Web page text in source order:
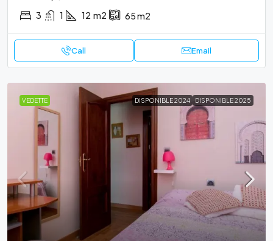
3 1 12 m2 65m2
Call Email
VEDETTE DISPONIBLE 2024 DISPONIBLE 2025